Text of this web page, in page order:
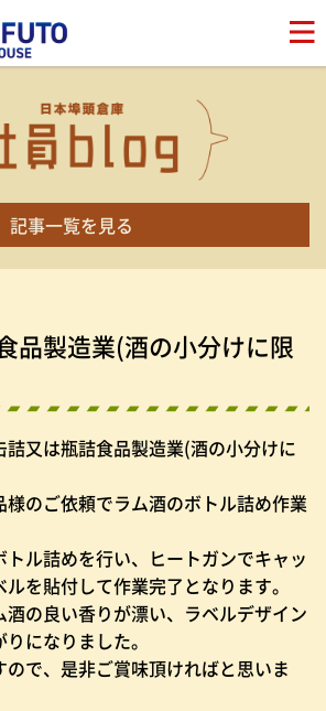
記事一覧を見る
品製造業(酒の小分けに限
又は瓶詰食品製造業(酒の小分けに
のご依頼でラム酒のボトル詰め作業
ル詰めを行い、ヒートガンでキャッ
を貼付して作業完了となります。
の良い香りが漂い、ラベルデザイン
になりました。
で、是非ご賞味頂ければと思いま